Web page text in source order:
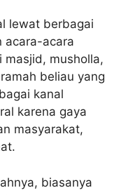
lewat berbagai
acara-acara
masjid, musholla,
beliau yang
kanal
karena gaya
masyarakat,
biasanya